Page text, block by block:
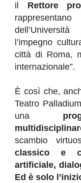
il Rettore
l’impegno
città di Roma,
internazionale”.
È così che,
Teatro
una
scambio
classico e
artificiale,
Ed è solo